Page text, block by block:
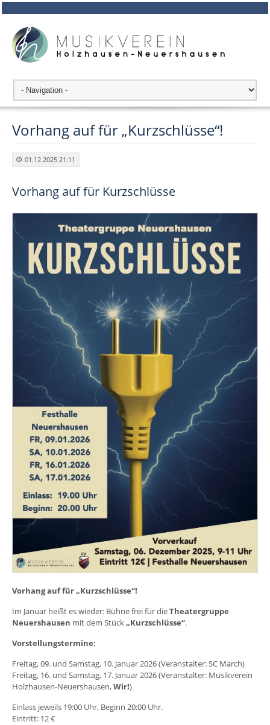
Vorhang auf für „Kurzschlüsse“!
01.12.2025 21:11
Vorhang auf für Kurzschlüsse
Vorhang auf für „Kurzschlüsse“!
Im Januar heißt es wieder: Bühne frei für dieTheatergruppe
Neuershausen mit dem Stück„Kurzschlüsse“.
Vorstellungstermine:
Freitag, 09. und Samstag, 10. Januar 2026 (Veranstalter: SC March)
Freitag, 16. und Samstag, 17. Januar 2026 (Veranstalter: Musikverein
Holzhausen-Neuershausen,Wir!)
Einlass jeweils 19:00 Uhr, Beginn 20:00 Uhr.
Eintritt: 12 €